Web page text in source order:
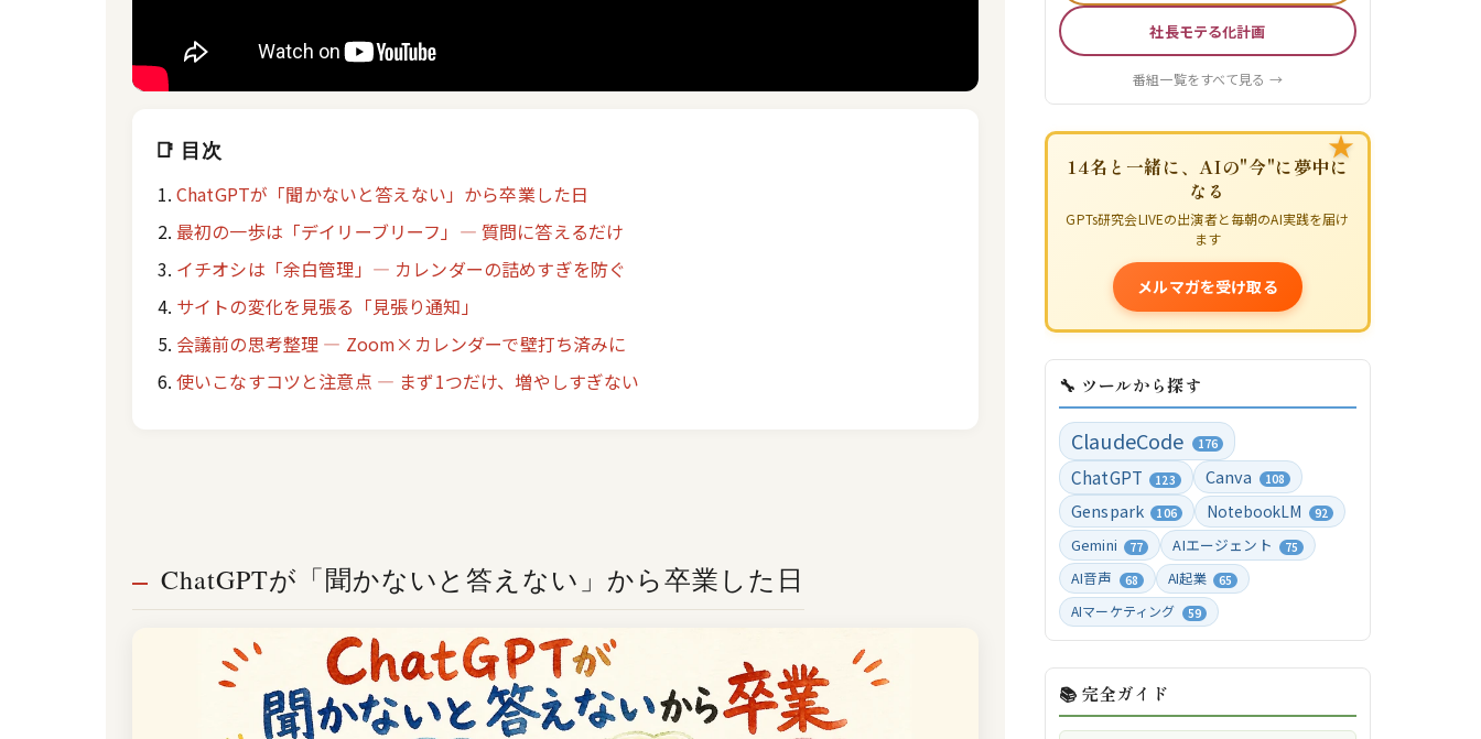
📑 目次
ChatGPTが「聞かないと答えない」から卒業した日
最初の一歩は「デイリーブリーフ」― 質問に答えるだけ
イチオシは「余白管理」― カレンダーの詰めすぎを防ぐ
サイトの変化を見張る「見張り通知」
会議前の思考整理 ― Zoom×カレンダーで壁打ち済みに
使いこなすコツと注意点 ― まず1つだけ、増やしすぎない
ChatGPTが「聞かないと答えない」から卒業した日
社長モテる化計画
番組一覧をすべて見る →
★
14名と一緒に、AIの"今"に夢中に
なる
GPTs研究会LIVEの出演者と毎朝のAI実践を届け
ます
メルマガを受け取る
🔧 ツールから探す
ClaudeCode 176
ChatGPT 123 Canva 108
Genspark 106 NotebookLM 92
Gemini 77 AIエージェント 75
AI音声 68 AI起業 65
AIマーケティング 59
📚 完全ガイド